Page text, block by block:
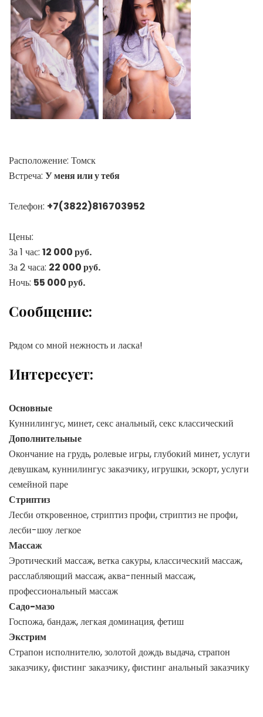
Расположение: Томск
Встреча: У меня или у тебя
Телефон: +7(3822)816703952
Цены:
За 1 час: 12 000 руб.
За 2 часа: 22 000 руб.
Ночь: 55 000 руб.
Сообщение:
Рядом со мной нежность и ласка!
Интересует:
Основные
Куннилингус, минет, секс анальный, секс классический
Дополнительные
Окончание на грудь, ролевые игры, глубокий минет, услуги
девушкам, куннилингус заказчику, игрушки, эскорт, услуги
семейной паре
Стриптиз
Лесби откровенное, стриптиз профи, стриптиз не профи,
лесби-шоу легкое
Массаж
Эротический массаж, ветка сакуры, классический массаж,
расслабляющий массаж, аква-пенный массаж,
профессиональный массаж
Садо-мазо
Госпожа, бандаж, легкая доминация, фетиш
Экстрим
Страпон исполнителю, золотой дождь выдача, страпон
заказчику, фистинг заказчику, фистинг анальный заказчику